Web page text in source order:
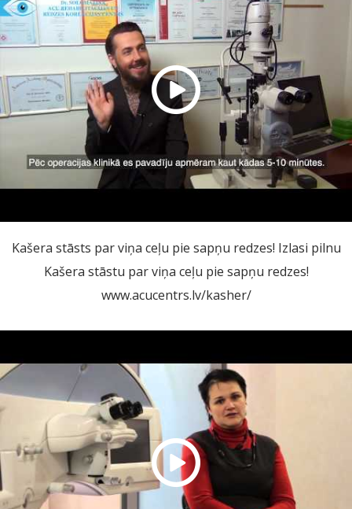
Kašera stāsts par viņa ceļu pie sapņu redzes! Izlasi pilnu
Kašera stāstu par viņa ceļu pie sapņu redzes!
www.acucentrs.lv/kasher/